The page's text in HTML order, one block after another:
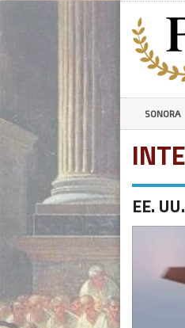
SONORA
EE.